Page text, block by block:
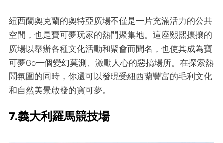
紐西蘭奧克蘭的奧特亞廣場不僅是一片充滿活力的公共
空間，也是寶可夢玩家的熱門聚集地。這座熙熙攘攘的
廣場以舉辦各種文化活動和聚會而聞名，也使其成為寶
可夢Go一個變幻莫測、激動人心的惡搞場所。在探索熱
鬧氛圍的同時，你還可以發現受紐西蘭豐富的毛利文化
和自然美景啟發的寶可夢。
7.義大利羅馬競技場